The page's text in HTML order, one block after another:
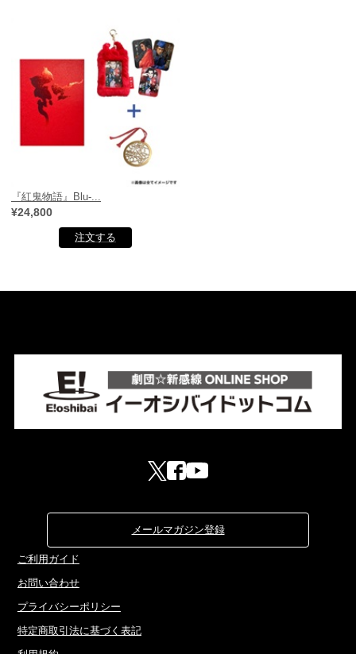
『紅鬼物語』Blu-...
¥24,800
メールマガジン登録
ご利用ガイド
お問い合わせ
プライバシーポリシー
特定商取引法に基づく表記